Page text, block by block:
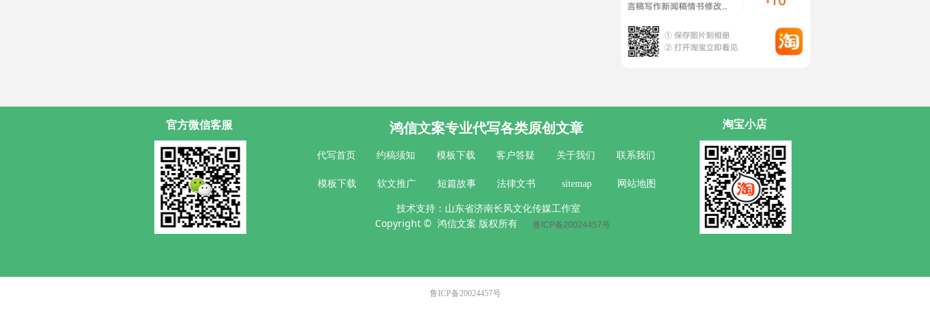
鸿信文案专业代写各类原创文章
技术支持：山东省济南长风文化传媒工作室
Copyright © 鸿信文案 版权所有
代写首页 约稿须知 模板下载 客户答疑 关于我们 联系我们
模板下载 软文推广 短篇故事 法律文书 sitemap 网站地图
官方微信客服 淘宝小店
鲁ICP备20024457号
鲁ICP备20024457号